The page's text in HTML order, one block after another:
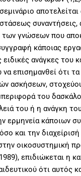
συναντήσεις,
γνώσεων που
κάποιας
ανάγκες του
επισημανθεί ότι
ασκήσεων,
του
του ή η ανάγκη
ερμηνεία κάποιων
και την
οικοσυστημική
επιδιώκεται η
ότι αυτός